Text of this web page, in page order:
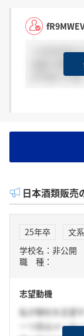
＞
は度々笑顔
が不安です笑
日本酒類販売
25年卒 文系
学校名：非公開
職 種：
志望動機
私が御社を志望
一つ目はメー